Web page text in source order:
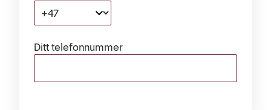
+47
Ditt telefonnummer